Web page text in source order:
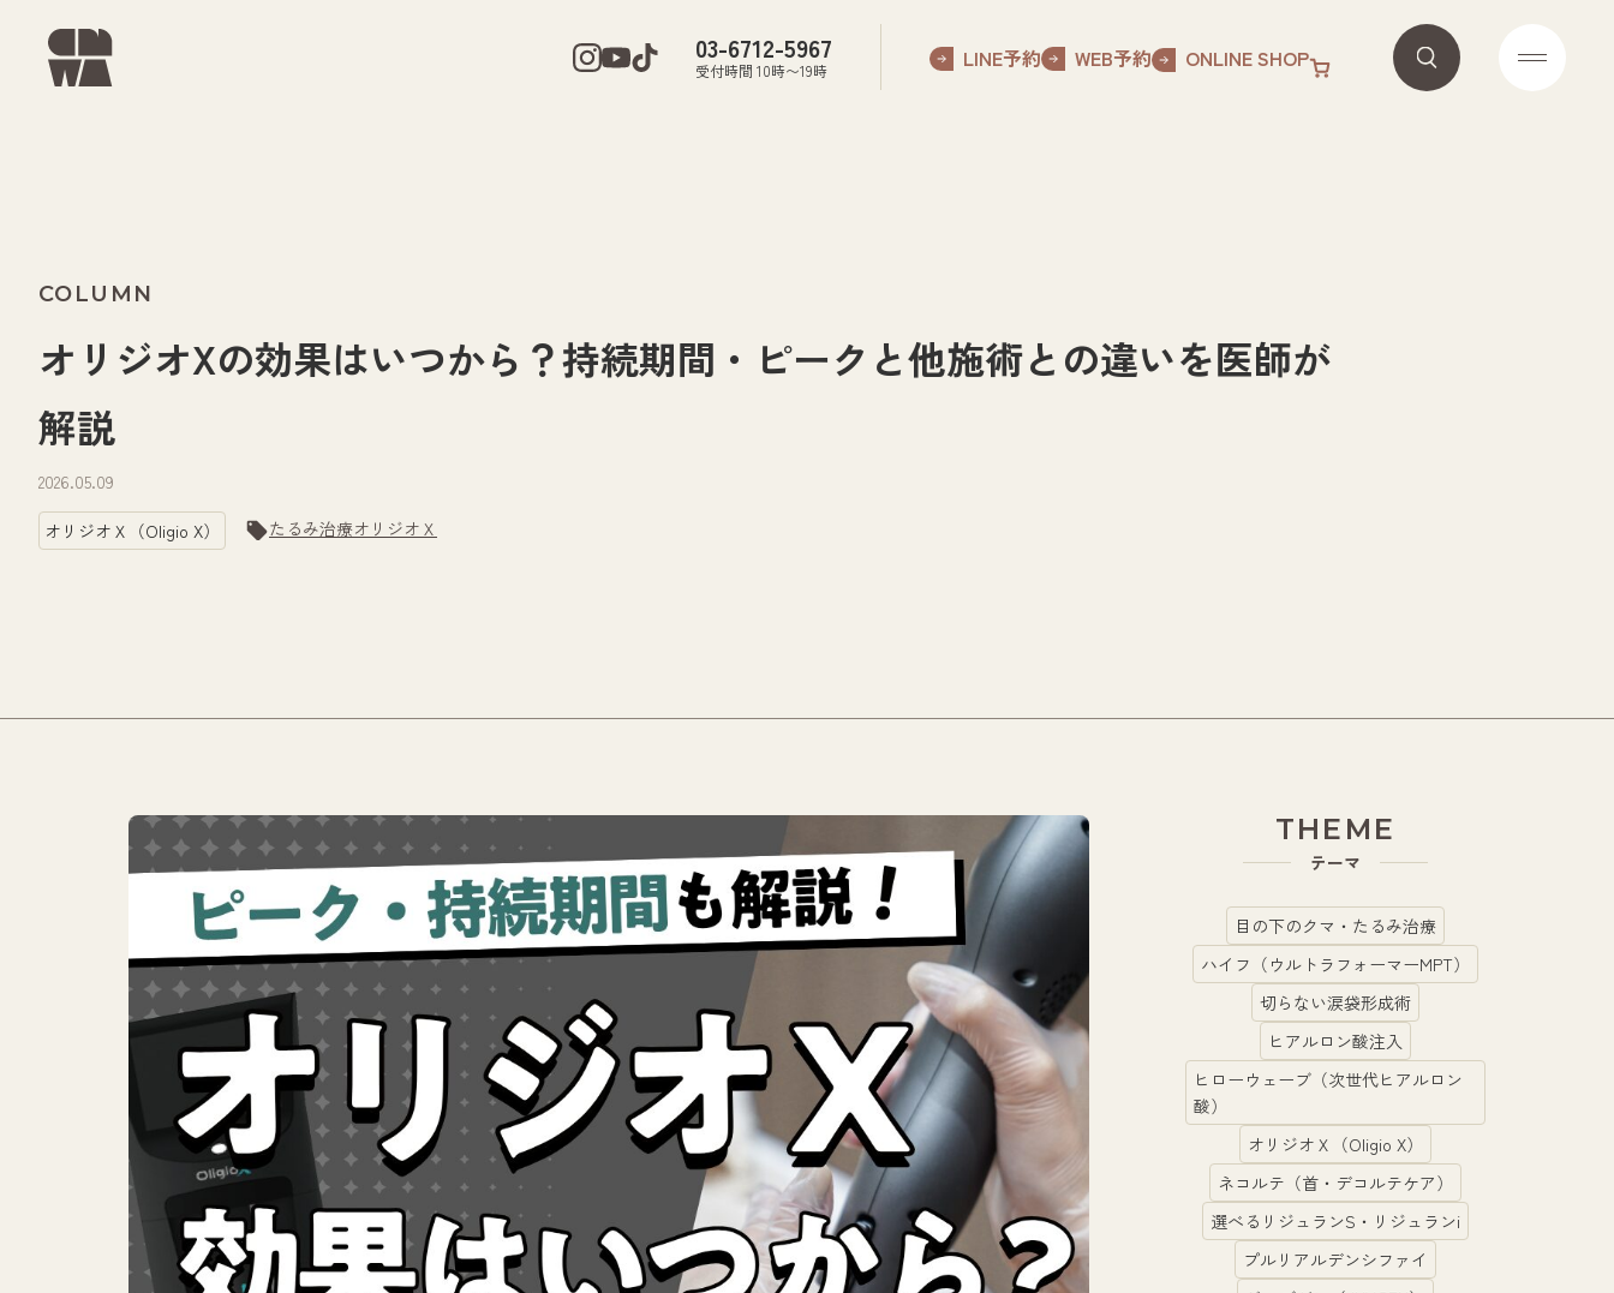
03-6712-5967
受付時間 10時〜19時 LINE予約 WEB予約 ONLINE SHOP
COLUMN
オリジオXの効果はいつから？持続期間・ピークと他施術との違いを医師が
解説
2026.05.09
オリジオＸ（Oligio X） たるみ治療オリジオＸ
THEME
テーマ
目の下のクマ・たるみ治療
ハイフ（ウルトラフォーマーMPT）
切らない涙袋形成術
ヒアルロン酸注入
ヒローウェーブ（次世代ヒアルロン
酸）
オリジオＸ（Oligio X）
ネコルテ（首・デコルテケア）
選べるリジュランS・リジュランi
プルリアルデンシファイ